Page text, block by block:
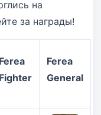
на
за награды!
Ferea
Fighter
Ferea
General